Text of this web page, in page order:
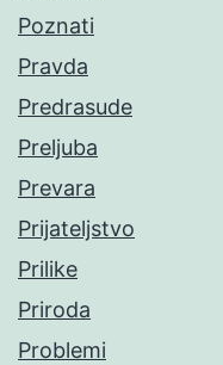
Poznati
Pravda
Predrasude
Preljuba
Prevara
Prijateljstvo
Prilike
Priroda
Problemi